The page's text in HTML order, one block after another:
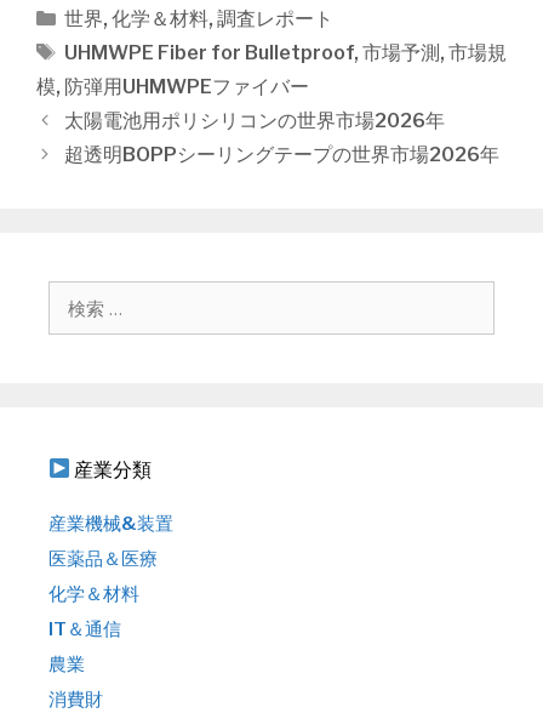
カ
テ
ゴ
リ
ー
世界, 化学＆材料, 調査レポート
タ
グ
UHMWPE Fiber for Bulletproof, 市場予測 , 市場規
模, 防弾用UHMWPEファイバー
投
稿
太陽電池用ポリシリコンの世界市場2026年
超透明BOPPシーリングテープの世界市場2026年
産業分類
産業機械&装置
医薬品＆医療
化学＆材料
IT＆通信
農業
消費財